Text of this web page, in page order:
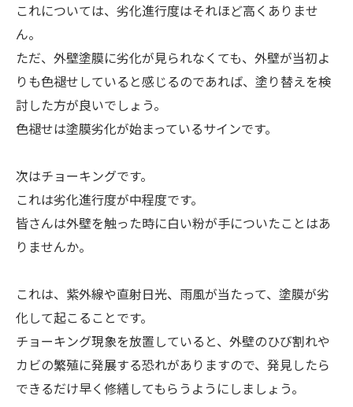
これについては、劣化進行度はそれほど高くありませ
ん。
ただ、外壁塗膜に劣化が見られなくても、外壁が当初よ
りも色褪せしていると感じるのであれば、塗り替えを検
討した方が良いでしょう。
色褪せは塗膜劣化が始まっているサインです。
次はチョーキングです。
これは劣化進行度が中程度です。
皆さんは外壁を触った時に白い粉が手についたことはあ
りませんか。
これは、紫外線や直射日光、雨風が当たって、塗膜が劣
化して起こることです。
チョーキング現象を放置していると、外壁のひび割れや
カビの繁殖に発展する恐れがありますので、発見したら
できるだけ早く修繕してもらうようにしましょう。